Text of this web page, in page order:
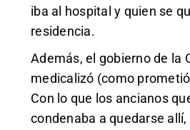
iba al hospital y quien se
residencia.
Además, el gobierno de la
medicalizó (como
Con lo que los ancianos
condenaba a quedarse allí,